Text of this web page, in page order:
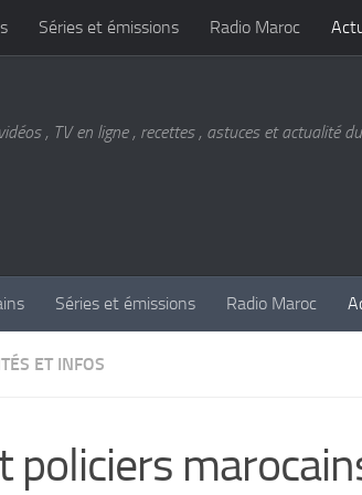
Séries et émissions Radio Maroc
, TV en ligne , recettes , astuces et actualité
Séries et émissions Radio Maroc
ET INFOS
policiers